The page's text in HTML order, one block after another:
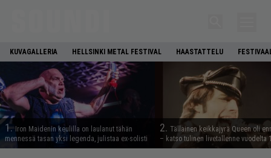
KUVAGALLERIA HELLSINKI METAL FESTIVAL HAASTATTELU
1. Iron Maidenin keulilla on laulanut tähän
mennessä tasan yksi legenda, julistaa ex-solisti
2. Tällainen keikkajyrä Queen oli
– katso tulinen livetallenne vuodelta